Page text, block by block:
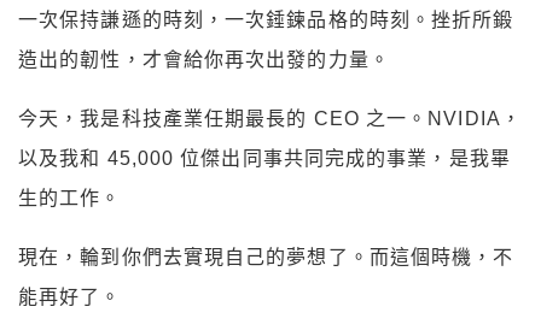
一次保持謙遜的時刻，一次錘鍊品格的時刻。挫折所鍛
造出的韌性，才會給你再次出發的力量。
今天，我是科技產業任期最長的 CEO 之一。NVIDIA，
以及我和 45,000 位傑出同事共同完成的事業，是我畢
生的工作。
現在，輪到你們去實現自己的夢想了。而這個時機，不
能再好了。